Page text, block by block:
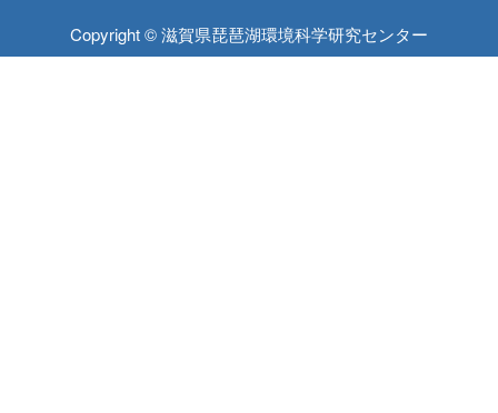
Copyright © 滋賀県琵琶湖環境科学研究センター